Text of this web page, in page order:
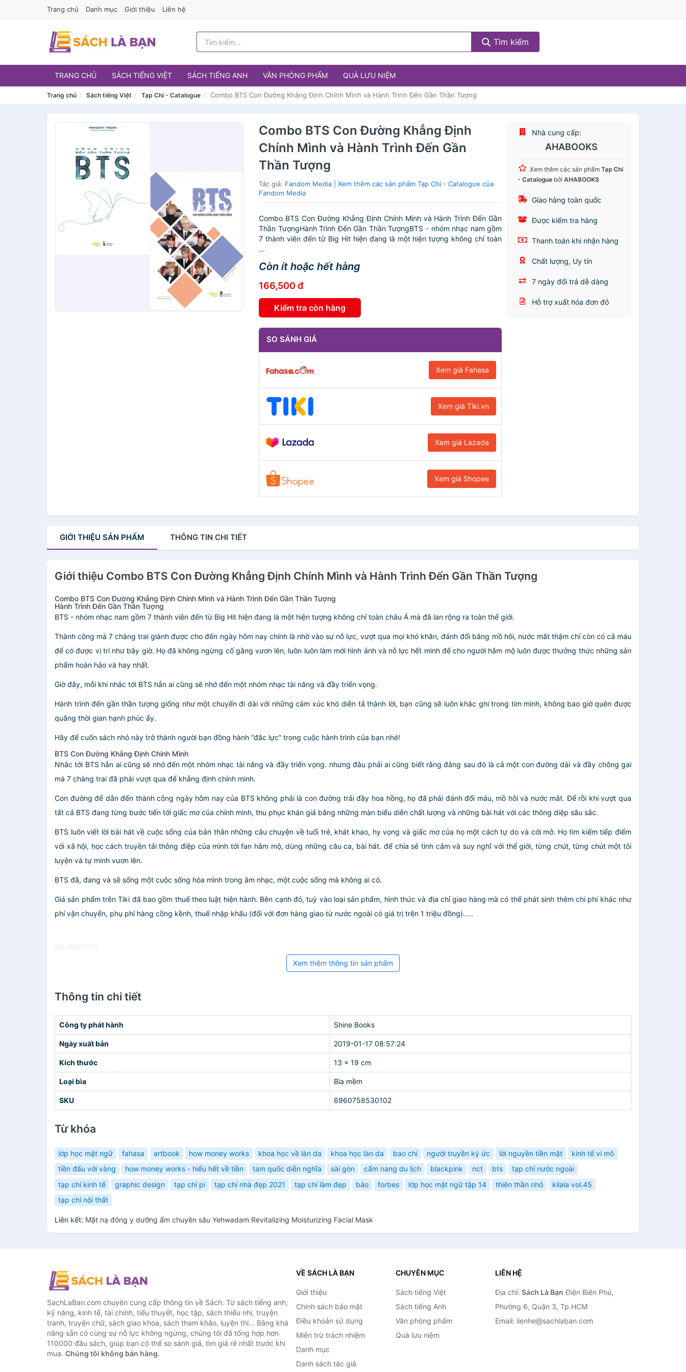
Trang chủ Danh mục Giới thiệu Liên hệ
Tìm kiếm
TRANG CHỦ SÁCH TIẾNG VIỆT SÁCH TIẾNG ANH VĂN PHÒNG PHẨM QUÀ LƯU NIỆM
Trang chủ Sách tiếng Việt Tạp Chí - Catalogue Combo BTS Con Đường Khẳng Định Chính Mình và Hành Trình Đến Gần Thần Tượng
Combo BTS Con Đường Khẳng Định
Chính Mình và Hành Trình Đến Gần
Thần Tượng
Tác giả: Fandom Media |Xem thêm các sản phẩm Tạp Chí - Catalogue của
Fandom Media
Combo BTS Con Đường Khẳng Định Chính Mình và Hành Trình Đến Gần
Thần TượngHành Trình Đến Gần Thần TượngBTS - nhóm nhạc nam gồm
7 thành viên đến từ Big Hit hiện đang là một hiện tượng không chỉ toàn
...
Còn ít hoặc hết hàng
166,500 đ
Kiểm tra còn hàng
SO SÁNH GIÁ
Xem giá Fahasa
Xem giá Tiki.vn
Xem giá Lazada
Xem giá Shopee
Nhà cung cấp:
AHABOOKS
Xem thêm các sản phẩmTạp Chí
- Catalogue bởiAHABOOKS
Giao hàng toàn quốc
Được kiểm tra hàng
Thanh toán khi nhận hàng
Chất lượng, Uy tín
7 ngày đổi trả dễ dàng
Hỗ trợ xuất hóa đơn đỏ
GIỚI THIỆU SẢN PHẨM THÔNG TIN CHI TIẾT
Giới thiệu Combo BTS Con Đường Khẳng Định Chính Mình và Hành Trình Đến Gần Thần Tượng
Combo BTS Con Đường Khẳng Định Chính Mình và Hành Trình Đến Gần Thần Tượng
Hành Trình Đến Gần Thần Tượng
BTS - nhóm nhạc nam gồm 7 thành viên đến từ Big Hit hiện đang là một hiện tượng không chỉ toàn châu Á mà đã lan rộng ra toàn thế giới.
Thành công mà 7 chàng trai giành được cho đến ngày hôm nay chính là nhờ vào sự nỗ lực, vượt qua mọi khó khăn, đánh đổi bằng mồ hôi, nước mắt thậm chí còn có cả máu
để có được vị trí như bây giờ. Họ đã không ngừng cố gắng vươn lên, luôn luôn làm mới hình ảnh và nỗ lực hết mình để cho người hâm mộ luôn được thưởng thức những sản
phẩm hoàn hảo và hay nhất.
Giờ đây, mỗi khi nhắc tới BTS hẳn ai cũng sẽ nhớ đến một nhóm nhạc tài năng và đầy triển vọng.
Hành trình đến gần thần tượng giống như một chuyến đi dài với những cảm xúc khó diễn tả thành lời, bạn cũng sẽ luôn khắc ghi trong tim mình, không bao giờ quên được
quãng thời gian hạnh phúc ấy.
Hãy để cuốn sách nhỏ này trở thành người bạn đồng hành “đắc lực” trong cuộc hành trình của bạn nhé!
BTS Con Đường Khẳng Định Chính Mình
Nhắc tới BTS hẳn ai cũng sẽ nhớ đến một nhóm nhạc tài năng và đầy triển vọng. nhưng đâu phải ai cũng biết rằng đằng sau đó là cả một con đường dài và đầy chông gai
mà 7 chàng trai đã phải vượt qua để khẳng định chính mình.
Con đường để dẫn đến thành công ngày hôm nay của BTS không phải là con đường trải đầy hoa hồng, họ đã phải đánh đổi máu, mồ hôi và nước mắt. Để rồi khi vượt qua
tất cả BTS đang từng bước tiến tới giấc mơ của chính mình, thu phục khán giả bằng những màn biểu diễn chất lượng và những bài hát với các thông diệp sâu sắc.
BTS luôn viết lời bài hát về cuộc sống của bản thân những câu chuyện về tuổi trẻ, khát khao, hy vọng và giấc mơ của họ một cách tự do và cởi mở. Họ tìm kiếm tiếp điểm
với xã hội, học cách truyền tải thông điệp của mình tới fan hâm mộ, dùng những câu ca, bài hát. để chia sẻ tình cảm và suy nghĩ với thế giới, từng chút, từng chút một tôi
luyện và tự mình vươn lên.
BTS đã, đang và sẽ sống một cuộc sống hòa mình trong âm nhạc, một cuộc sống mà không ai có.
Giá sản phẩm trên Tiki đã bao gồm thuế theo luật hiện hành. Bên cạnh đó, tuỳ vào loại sản phẩm, hình thức và địa chỉ giao hàng mà có thể phát sinh thêm chi phí khác như
phí vận chuyển, phụ phí hàng cồng kềnh, thuế nhập khẩu (đối với đơn hàng giao từ nước ngoài có giá trị trên 1 triệu đồng).....
Giá WRSETH
Xem thêm thông tin sản phẩm
Thông tin chi tiết
Công ty phát hành Shine Books
Ngày xuất bản 2019-01-17 08:57:24
Kích thước 13 x 19 cm
Loại bìa Bìa mềm
SKU 6960758530102
Từ khóa
lớp học mật ngữ fahasa artbook how money works khoa học về làn da khoa học làn da bao chí người truyền ký ức lời nguyền tiền mặt
kinh tế vi mô
tiền đấu với vàng
how money works - hiểu hết về tiền tam quốc diễn nghĩa sài gòn cẩm nang du lịch blackpink nct bts
tạp chí nước ngoài
tạp chí kinh tế
graphic design tạp chí pi tạp chí nhà đẹp 2021 tạp chí làm đẹp báo forbes lớp học mật ngữ tập 14 thiên thần nhỏ
kilala vol.45
tạp chí nội thất
Liên kết: Mặt nạ đông y dưỡng ẩm chuyên sâu Yehwadam Revitalizing Moisturizing Facial Mask
SachLaBan.com chuyên cung cấp thông tin về Sách. Từ sách tiếng anh,
kỹ năng, kinh tế, tài chính, tiểu thuyết, học tập, sách thiếu nhi, truyện
tranh, truyện chữ, sách giao khoa, sách tham khảo, luyện thi... Bằng khả
năng sẵn có cùng sự nỗ lực không ngừng, chúng tôi đã tổng hợp hơn
110000 đầu sách, giúp bạn có thể so sánh giá, tìm giá rẻ nhất trước khi
mua. Chúng tôi không bán hàng.
VỀ SÁCH LÀ BẠN
Giới thiệu
Chính sách bảo mật
Điều khoản sử dụng
Miễn trừ trách nhiệm
Danh mục
Danh sách tác giả
CHUYÊN MỤC
Sách tiếng Việt
Sách tiếng Anh
Văn phòng phẩm
Quà lưu niệm
LIÊN HỆ
Địa chỉ: Sách Là Bạn Điện Biên Phủ,
Phường 6, Quận 3, Tp.HCM
Email: lienhe@sachlaban.com